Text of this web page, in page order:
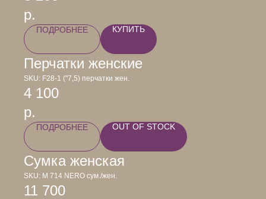
р.
ПОДРОБНЕЕ КУПИТЬ
Перчатки женские
SKU: F28-1 ("7,5) перчатки жен.
4 100
р.
ПОДРОБНЕЕ OUT OF STOCK
Сумка женская
SKU: М 714 NERO сум./жен.
11 700